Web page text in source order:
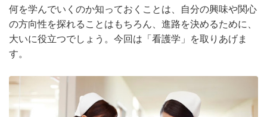
何を学んでいくのか知っておくことは、自分の興味や関心
の方向性を探れることはもちろん、進路を決めるために、
大いに役立つでしょう。今回は「看護学」を取りあげま
す。